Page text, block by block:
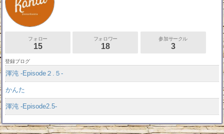
フォロー
15
フォロワー
18
参加サークル
3
登録ブログ
渾沌 -Episode２.５-
かんた
渾沌 -Episode2.5-